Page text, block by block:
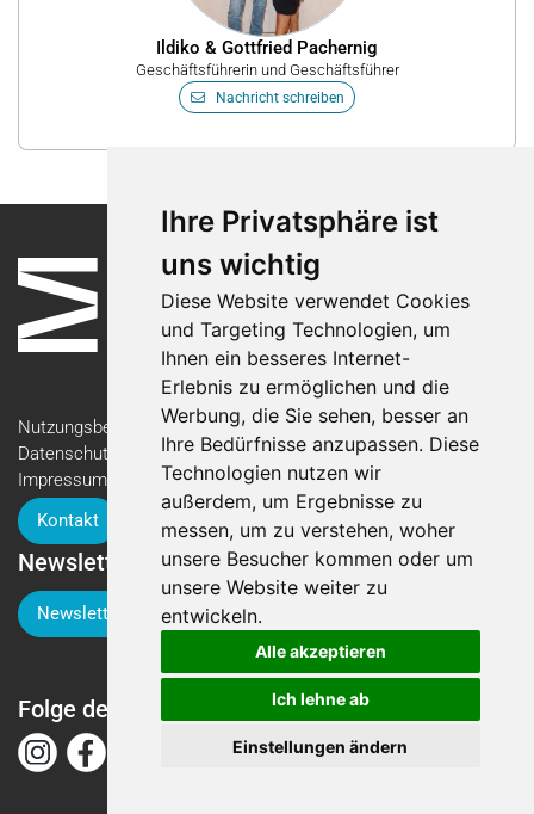
Ihre Privatsphäre ist
uns wichtig
Diese Website verwendet Cookies
und Targeting Technologien, um
Ihnen ein besseres Internet-
Erlebnis zu ermöglichen und die
Werbung, die Sie sehen, besser an
Ihre Bedürfnisse anzupassen. Diese
Technologien nutzen wir
außerdem, um Ergebnisse zu
messen, um zu verstehen, woher
unsere Besucher kommen oder um
unsere Website weiter zu
entwickeln.
Alle akzeptieren
Ich lehne ab
Einstellungen ändern
Ildiko & Gottfried Pachernig
Geschäftsführerin und Geschäftsführer
Nachricht schreiben
Nutzungsbedingungen
Datenschutzerklärung
Impressum
Kontakt
Newsletter
Newsletter-Anmeldung
Folge der Luga